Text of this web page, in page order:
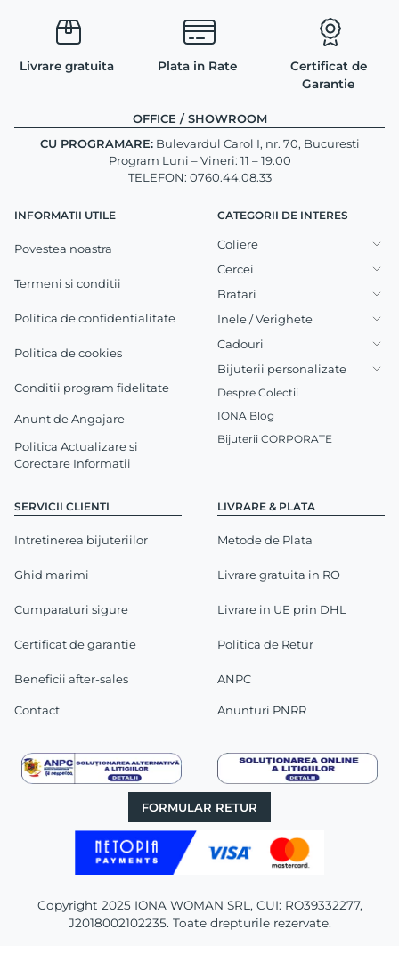
Livrare gratuita Plata in Rate
Certificat de
Garantie
INFORMATII UTILE
Povestea noastra
Termeni si conditii
Politica de confidentialitate
Politica de cookies
Conditii program fidelitate
Anunt de Angajare
Politica Actualizare si
Corectare Informatii
SERVICII CLIENTI
Intretinerea bijuteriilor
Ghid marimi
Cumparaturi sigure
Certificat de garantie
Beneficii after-sales
Contact
LIVRARE & PLATA
Metode de Plata
Livrare gratuita in RO
Livrare in UE prin DHL
Politica de Retur
ANPC
Anunturi PNRR
OFFICE / SHOWROOM
CU PROGRAMARE:Bulevardul Carol I, nr. 70, Bucuresti
Program Luni – Vineri: 11 – 19.00
TELEFON: 0760.44.08.33
CATEGORII DE INTERES
Coliere
Cercei
Bratari
Inele / Verighete
Cadouri
Bijuterii personalizate
Despre Colectii
IONA Blog
Bijuterii CORPORATE
FORMULAR RETUR
Copyright 2025 IONA WOMAN SRL, CUI: RO39332277,
J2018002102235. Toate drepturile rezervate.